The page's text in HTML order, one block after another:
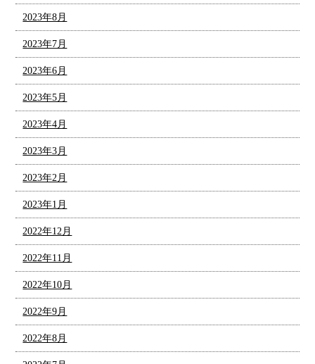
2023年8月
2023年7月
2023年6月
2023年5月
2023年4月
2023年3月
2023年2月
2023年1月
2022年12月
2022年11月
2022年10月
2022年9月
2022年8月